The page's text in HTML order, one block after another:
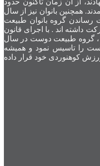
از آن زمان تاکنون حدود
همچنین بانوان نیز از سال
رساندن گروه بانوان طبیعت
داشته اند . با اجرای قانون
، گروه طبیعت دوست در سال
دوست را تاسیس نمود و همیشه
کوهنوردی خود قرار داده